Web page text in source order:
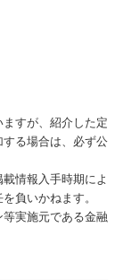
ますが、紹介した定
る場合は、必ず公
情報入手時期によ
負いかねます。
実施元である金融